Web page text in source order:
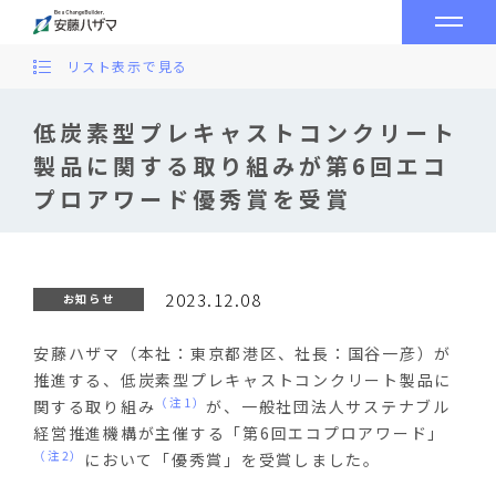
低炭素型プレキャストコンクリート
製品に関する取り組みが第6回エコ
プロアワード優秀賞を受賞
リスト表示で見る
お知らせ 2023.12.08
安藤ハザマ（本社：東京都港区、社長：国谷一彦）が
推進する、低炭素型プレキャストコンクリート製品に
関する取り組み （注1）が、一般社団法人サステナブル
経営推進機構が主催する「第6回エコプロアワード」
（注2） において「優秀賞」を受賞しました。